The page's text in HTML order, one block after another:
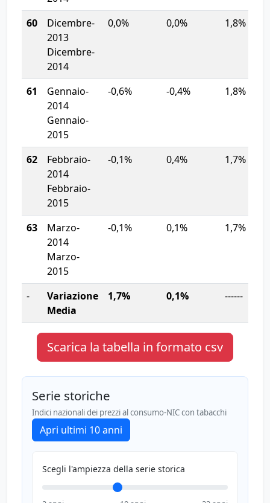
60
Dicembre-
2013
Dicembre-
2014
0,0% 0,0% 1,8%
61
Gennaio-
2014
Gennaio-
2015
-0,6% -0,4% 1,8%
62
Febbraio-
2014
Febbraio-
2015
-0,1% 0,4% 1,7%
63
Marzo-
2014
Marzo-
2015
-0,1% 0,1% 1,7%
-
Variazione
Media
1,7% 0,1% ------
Scarica la tabella in formato csv
Serie storiche
Indici nazionali dei prezzi al consumo-NIC con tabacchi
Apri ultimi 10anni
Scegli l'ampiezza della serie storica